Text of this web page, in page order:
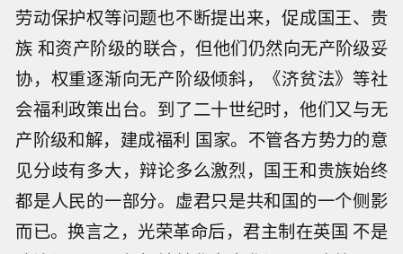
劳动保护权等问题也不断提出来，促成国王、贵
族 和资产阶级的联合，但他们仍然向无产阶级妥
协，权重逐渐向无产阶级倾斜，《济贫法》等社
会福利政策出台。到了二十世纪时，他们又与无
产阶级和解，建成福利 国家。不管各方势力的意
见分歧有多大，辩论多么激烈，国王和贵族始终
都是人民的一部分。虚君只是共和国的一个侧影
而已。换言之，光荣革命后，君主制在英国 不是